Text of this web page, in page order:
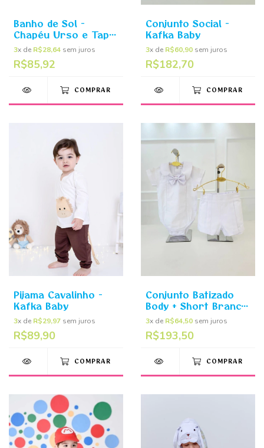
Banho de Sol -
Chapéu Urso e Tapa
Fralda - Azul - Kafka
Baby
3x de R$28,64 sem juros
R$85,92
COMPRAR
Conjunto Social -
Kafka Baby
3x de R$60,90 sem juros
R$182,70
COMPRAR
Pijama Cavalinho -
Kafka Baby
3x de R$29,97 sem juros
R$89,90
COMPRAR
Conjunto Batizado
Body + Short Branco
- Kafka Baby
3x de R$64,50 sem juros
R$193,50
COMPRAR